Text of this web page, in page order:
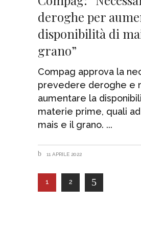
deroghe per
disponibilità di
grano”
Compag approva la
prevedere deroghe e
aumentare la
materie prime, quali
mais e il grano.
11 APRILE 2022
1 2